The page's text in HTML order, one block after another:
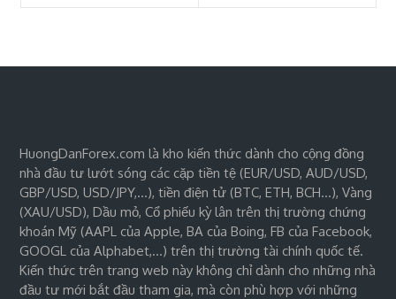
HuongDanForex.com là kho kiến thức dành cho cộng đồng
nhà đầu tư lướt sóng các cặp tiền tệ (EUR/USD, AUD/USD,
GBP/USD, USD/JPY,…), tiền điện tử (BTC, ETH, BCH…), Vàng
(XAU/USD), Dầu mỏ, Cổ phiếu kỳ lân trên thị trường chứng
khoán Mỹ (AAPL của Apple, BA của Boing, FB của Facebook,
GOOGL của Alphabet,…) trên thị trường tài chính quốc tế.
Kiến thức trên trang web này không chỉ dành cho những nhà
đầu tư mới bắt đầu tham gia, mà còn phù hợp với những